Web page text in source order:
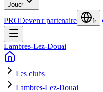
Jouer
PRODevenir partenaire fr
Lambres-Lez-Douai
Les clubs
Lambres-Lez-Douai